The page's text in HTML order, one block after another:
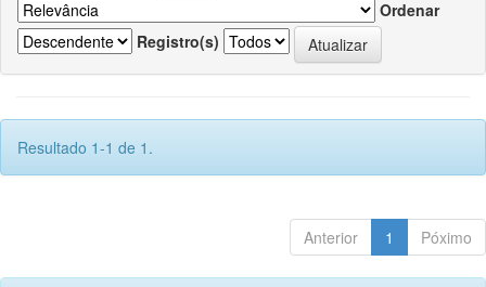
Ordenar
Registro(s)
Resultado 1-1 de 1.
Anterior 1 Póximo